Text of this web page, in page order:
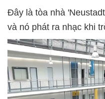
Đây là tòa nhà
và nó phát ra nhạc khi